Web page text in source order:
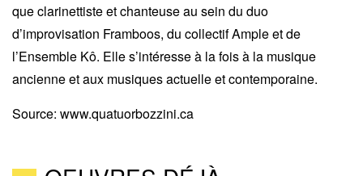
que clarinettiste et chanteuse au sein du duo
d’improvisation Framboos, du collectifAmpleet de
l’Ensemble Kô. Elle s’intéresse à la fois à la musique
ancienne et aux musiques actuelle et contemporaine.
Source: www.quatuorbozzini.ca